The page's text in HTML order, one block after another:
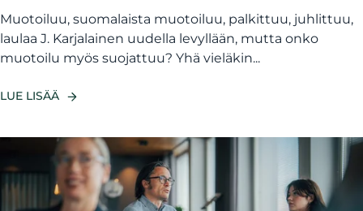
Muotoiluu, suomalaista muotoiluu, palkittuu, juhlittuu,
laulaa J. Karjalainen uudella levyllään, mutta onko
muotoilu myös suojattuu? Yhä vieläkin...
LUE LISÄÄ